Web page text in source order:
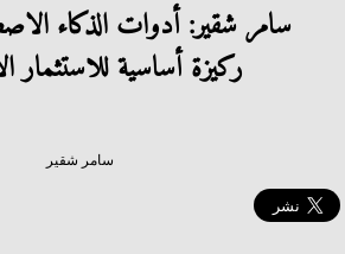
سامر شقير: أدوات الذكاء
ركيزة أساسية للاستثمار
سامر شقير